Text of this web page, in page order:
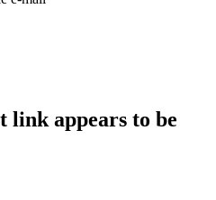
link appears to be